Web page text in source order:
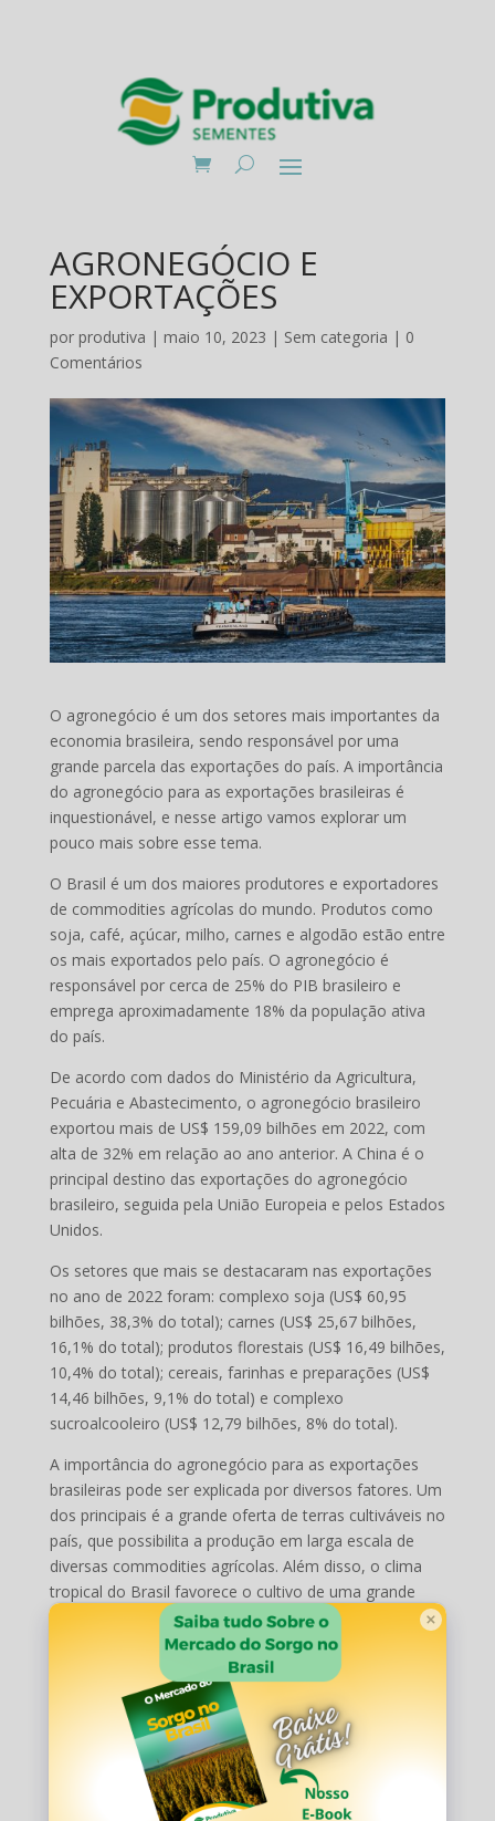
AGRONEGÓCIO E
EXPORTAÇÕES
por produtiva | maio 10, 2023 | Sem categoria | 0
Comentários
O agronegócio é um dos setores mais importantes da
economia brasileira, sendo responsável por uma
grande parcela das exportações do país. A importância
do agronegócio para as exportações brasileiras é
inquestionável, e nesse artigo vamos explorar um
pouco mais sobre esse tema.
O Brasil é um dos maiores produtores e exportadores
de commodities agrícolas do mundo. Produtos como
soja, café, açúcar, milho, carnes e algodão estão entre
os mais exportados pelo país. O agronegócio é
responsável por cerca de 25% do PIB brasileiro e
emprega aproximadamente 18% da população ativa
do país.
De acordo com dados do Ministério da Agricultura,
Pecuária e Abastecimento, o agronegócio brasileiro
exportou mais de US$ 159,09 bilhões em 2022, com
alta de 32% em relação ao ano anterior. A China é o
principal destino das exportações do agronegócio
brasileiro, seguida pela União Europeia e pelos Estados
Unidos.
Os setores que mais se destacaram nas exportações
no ano de 2022 foram: complexo soja (US$ 60,95
bilhões, 38,3% do total); carnes (US$ 25,67 bilhões,
16,1% do total); produtos florestais (US$ 16,49 bilhões,
10,4% do total); cereais, farinhas e preparações (US$
14,46 bilhões, 9,1% do total) e complexo
sucroalcooleiro (US$ 12,79 bilhões, 8% do total).
A importância do agronegócio para as exportações
brasileiras pode ser explicada por diversos fatores. Um
dos principais é a grande oferta de terras cultiváveis no
país, que possibilita a produção em larga escala de
diversas commodities agrícolas. Além disso, o clima
tropical do Brasil favorece o cultivo de uma grande
variedade de culturas.
Outro fator que contribui para a importância do
agronegócio para as exportações brasileiras é a
competitividade dos produtos nacionais no mercado
internacional. O país é capaz de produzir commodities
agrícolas em grande quantidade e com preços
competitivos, o que torna seus produtos bastante
procurados pelos importadores.